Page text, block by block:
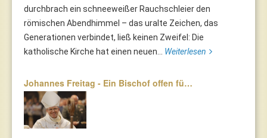
durchbrach ein schneeweißer Rauchschleier den
römischen Abendhimmel – das uralte Zeichen, das
Generationen verbindet, ließ keinen Zweifel: Die
katholische Kirche hat einen neuen... Weiterlesen
Johannes Freitag - Ein Bischof offen fü…